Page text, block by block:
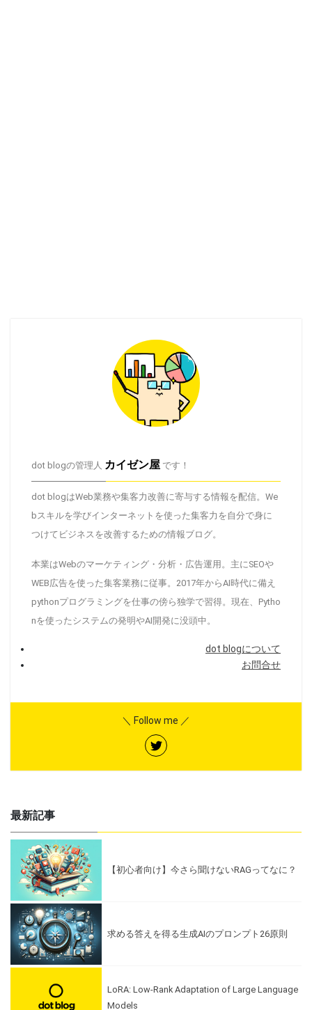
dot blogの管理人 カイゼン屋 です！
dot blogはWeb業務や集客力改善に寄与する情報を配信。We
bスキルを学びインターネットを使った集客力を自分で身に
つけてビジネスを改善するための情報ブログ。
本業はWebのマーケティング・分析・広告運用。主にSEOや
WEB広告を使った集客業務に従事。2017年からAI時代に備え
pythonプログラミングを仕事の傍ら独学で習得。現在、Pytho
nを使ったシステムの発明やAI開発に没頭中。
dot blogについて
お問合せ
＼ Follow me ／
最新記事
【初心者向け】今さら聞けないRAGってなに？
求める答えを得る生成AIのプロンプト26原則
LoRA: Low-Rank Adaptation of Large Language
Models